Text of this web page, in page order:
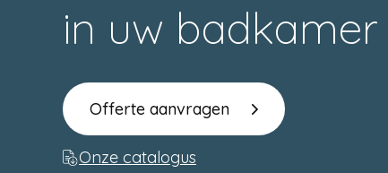
in uw badkamer
Offerte aanvragen
Onze catalogus